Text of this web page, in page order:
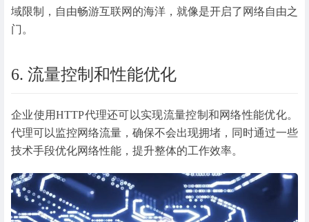
域限制，自由畅游互联网的海洋，就像是开启了网络自由之
门。
6. 流量控制和性能优化
企业使用HTTP代理还可以实现流量控制和网络性能优化。
代理可以监控网络流量，确保不会出现拥堵，同时通过一些
技术手段优化网络性能，提升整体的工作效率。